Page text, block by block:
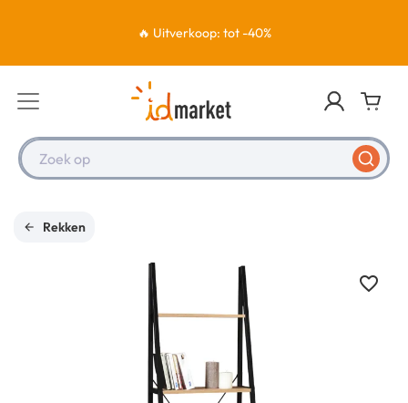
🔥 Uitverkoop: tot -40%
Zoek op
Rekken
favorite_border